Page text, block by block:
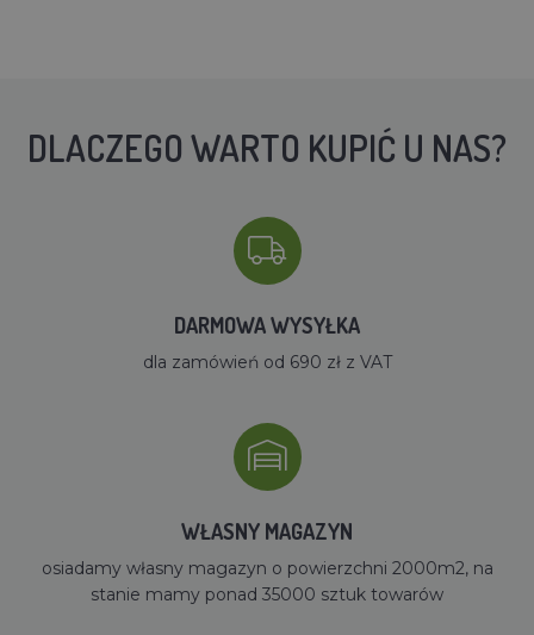
DLACZEGO WARTO KUPIĆ U NAS?
DARMOWA WYSYŁKA
dla zamówień od 690 zł z VAT
WŁASNY MAGAZYN
osiadamy własny magazyn o powierzchni 2000m2, na
stanie mamy ponad 35000 sztuk towarów